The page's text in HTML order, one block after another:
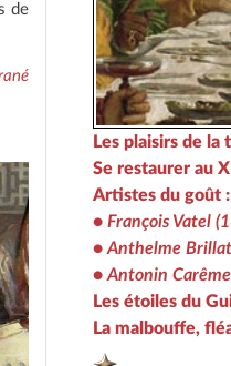
de
Les plaisirs de la
Se restaurer au
Artistes du goût :
• François Vatel
• Anthelme
• Antonin
Les étoiles du
La malbouffe,